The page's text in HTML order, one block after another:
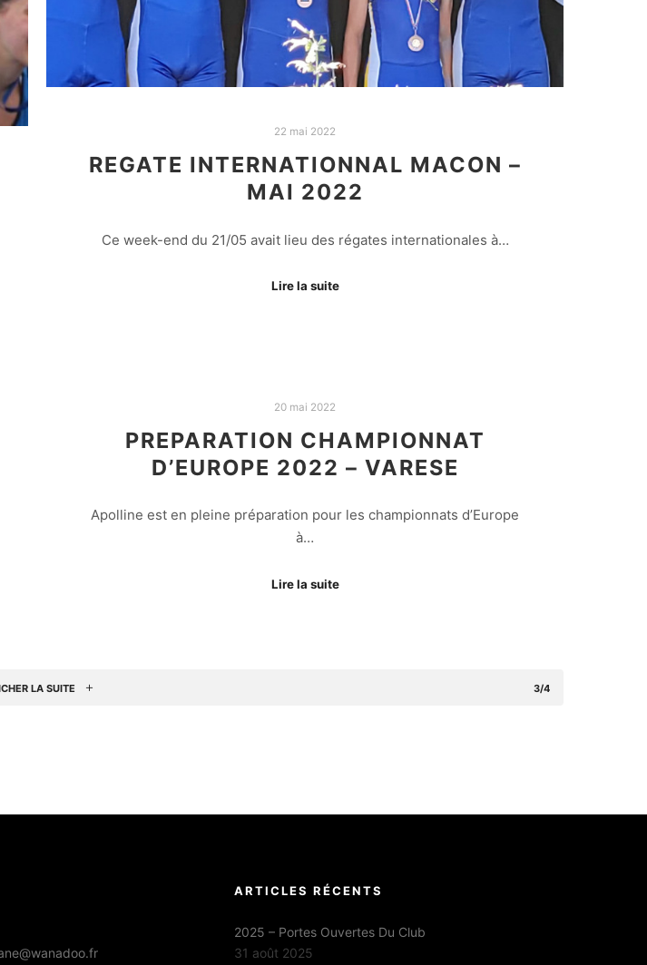
22 mai 2022
REGATE INTERNATIONNAL MACON –
MAI 2022
Ce week-end du 21/05 avait lieu des régates internationales à…
Lire la suite
20 mai 2022
PREPARATION CHAMPIONNAT
D’EUROPE 2022 – VARESE
Apolline est en pleine préparation pour les championnats d’Europe
à…
Lire la suite
LA SUITE 3/4
ARTICLES RÉCENTS
2025 – Portes Ouvertes Du Club
31 août 2025